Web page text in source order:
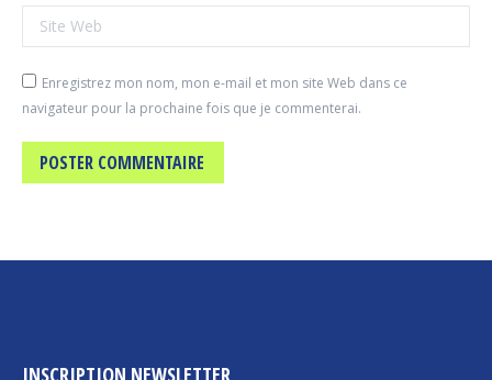
Site Web
Enregistrez mon nom, mon e-mail et mon site Web dans ce
navigateur pour la prochaine fois que je commenterai.
POSTER COMMENTAIRE
INSCRIPTION NEWSLETTER